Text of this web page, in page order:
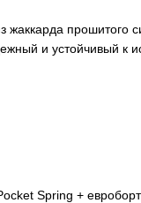
жаккарда прошитого
и устойчивый к
Spring + евроборт